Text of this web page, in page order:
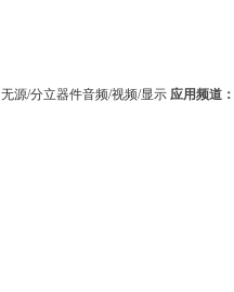
无源/分立器件音频/视频/显示 应用频道：